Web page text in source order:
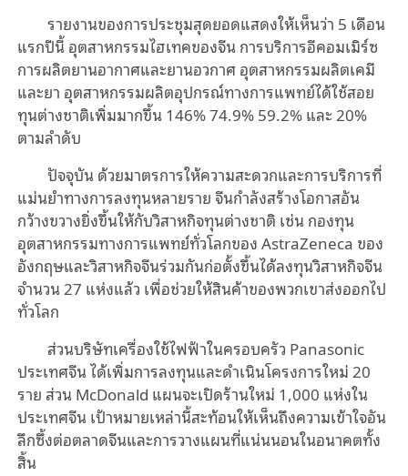
รายงานของการประชุมสุดยอดแสดงให้เห็นว่า 5 เดือน
แรกปีนี้ อุตสาหกรรมไฮเทคของจีน การบริการอีคอมเมิร์ซ
การผลิตยานอากาศและยานอวกาศ อุตสาหกรรมผลิตเคมี
และยา อุตสาหกรรมผลิตอุปกรณ์ทางการแพทย์ได้ใช้สอย
ทุนต่างชาติเพิ่มมากขึ้น 146% 74.9% 59.2% และ 20%
ตามลำดับ
ปัจจุบัน ด้วยมาตรการให้ความสะดวกและการบริการที่
แม่นยำทางการลงทุนหลายราย จีนกำลังสร้างโอกาสอัน
กว้างขวางยิ่งขึ้นให้กับวิสาหกิจทุนต่างชาติ เช่น กองทุน
อุตสาหกรรมทางการแพทย์ทั่วโลกของAstraZeneca ของ
อังกฤษและวิสาหกิจจีนร่วมกันก่อตั้งขึ้นได้ลงทุนวิสาหกิจจีน
จำนวน 27 แห่งแล้ว เพื่อช่วยให้สินค้าของพวกเขาส่งออกไป
ทั่วโลก
ส่วนบริษัทเครื่องใช้ไฟฟ้าในครอบครัว Panasonic
ประเทศจีน ได้เพิ่มการลงทุนและดำเนินโครงการใหม่ 20
ราย ส่วน McDonald แผนจะเปิดร้านใหม่ 1,000 แห่งใน
ประเทศจีน เป้าหมายเหล่านี้สะท้อนให้เห็นถึงความเข้าใจอัน
ลึกซึ้งต่อตลาดจีนและการวางแผนที่แน่นนอนในอนาคตทั้ง
สิ้น